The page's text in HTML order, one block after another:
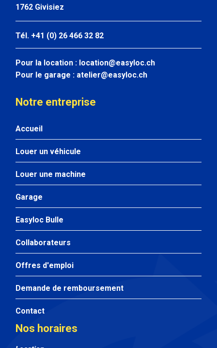
1762 Givisiez
Tél. +41 (0) 26 466 32 82
Pour la location : location@easyloc.ch
Pour le garage : atelier@easyloc.ch
Notre entreprise
Accueil
Louer un véhicule
Louer une machine
Garage
Easyloc Bulle
Collaborateurs
Offres d'emploi
Demande de remboursement
Contact
Nos horaires